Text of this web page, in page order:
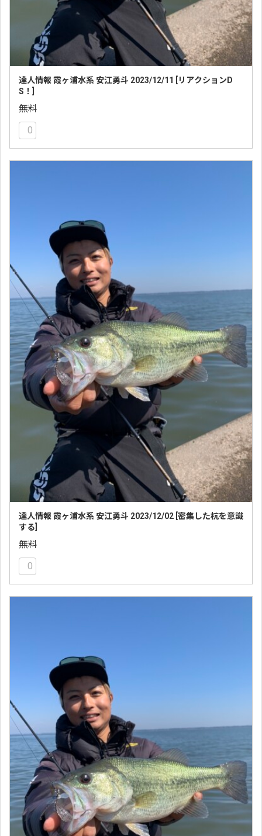
達人情報 霞ヶ浦水系 安江勇斗 2023/12/11 [リアクションD
S！]
無料
0
達人情報 霞ヶ浦水系 安江勇斗 2023/12/02 [密集した杭を意識
する]
無料
0